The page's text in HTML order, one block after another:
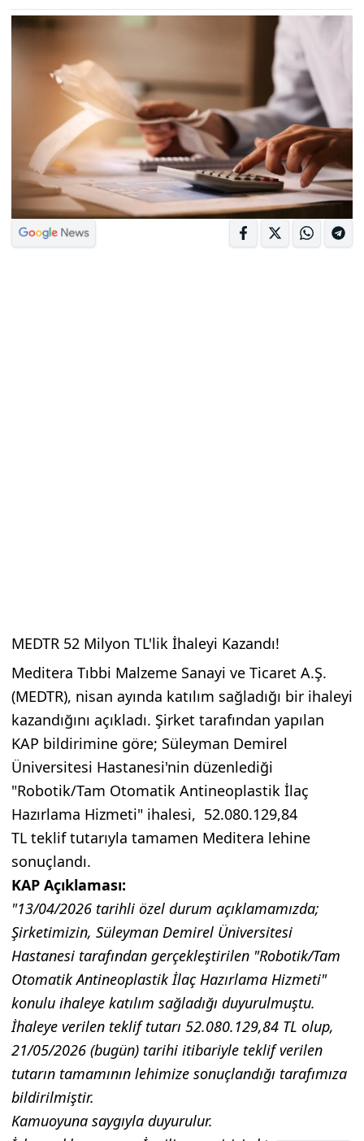
MEDTR 52 Milyon TL'lik İhaleyi Kazandı!
Meditera Tıbbi Malzeme Sanayi ve Ticaret A.Ş.
(MEDTR), nisan ayında katılım sağladığı bir ihaleyi
kazandığını açıkladı. Şirket tarafından yapılan
KAP bildirimine göre; Süleyman Demirel
Üniversitesi Hastanesi'nin düzenlediği
"Robotik/Tam Otomatik Antineoplastik İlaç
Hazırlama Hizmeti" ihalesi, 52.080.129,84
TL teklif tutarıyla tamamen Meditera lehine
sonuçlandı.
KAP Açıklaması:
"13/04/2026 tarihli özel durum açıklamamızda;
Şirketimizin, Süleyman Demirel Üniversitesi
Hastanesi tarafından gerçekleştirilen "Robotik/Tam
Otomatik Antineoplastik İlaç Hazırlama Hizmeti"
konulu ihaleye katılım sağladığı duyurulmuştu.
İhaleye verilen teklif tutarı 52.080.129,84 TL olup,
21/05/2026 (bugün) tarihi itibariyle teklif verilen
tutarın tamamının lehimize sonuçlandığı tarafımıza
bildirilmiştir.
Kamuoyuna saygıyla duyurulur.